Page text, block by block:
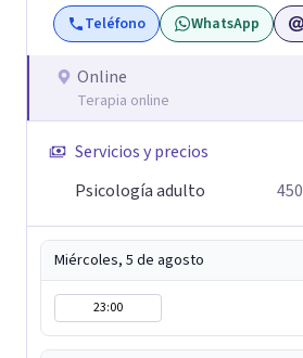
Teléfono WhatsApp
Online
Terapia online
Servicios y precios
Psicología adulto
450
Miércoles, 5 de agosto
23:00